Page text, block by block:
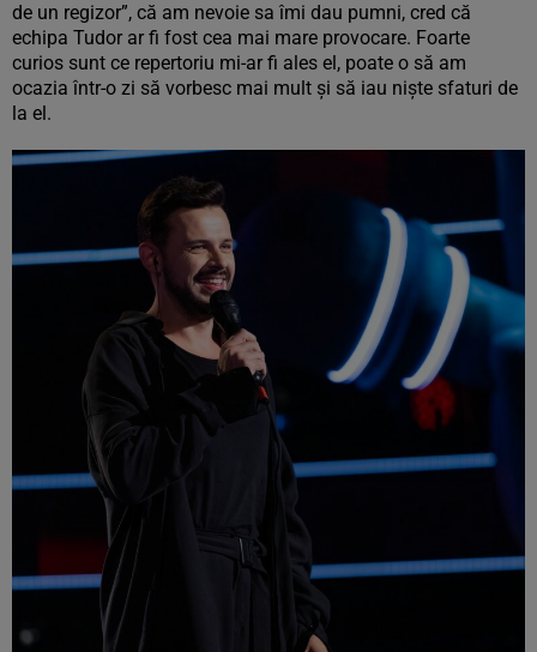
de un regizor”, că am nevoie sa îmi dau pumni, cred că
echipa Tudor ar fi fost cea mai mare provocare. Foarte
curios sunt ce repertoriu mi-ar fi ales el, poate o să am
ocazia într-o zi să vorbesc mai mult și să iau niște sfaturi de
la el.